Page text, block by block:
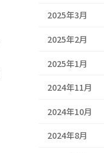
2025年3月
2025年2月
2025年1月
2024年11月
2024年10月
2024年8月